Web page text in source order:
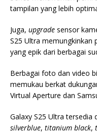
tampilan yang lebih
Juga, upgrade sensor
S25 Ultra memungkinkan
yang epik dari berbagai
Berbagai foto dan video
memukau berkat
Virtual Aperture dan
Galaxy S25 Ultra tersedia
silverblue, titanium black,